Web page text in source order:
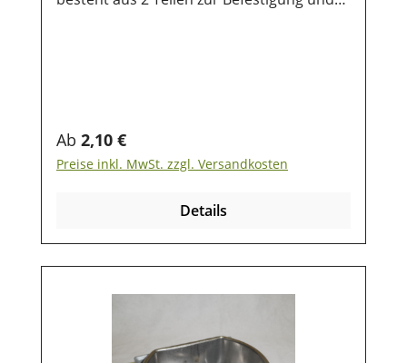
Regulärer Preis:
Ab 2,10 €
Preise inkl. MwSt. zzgl. Versandkosten
Details